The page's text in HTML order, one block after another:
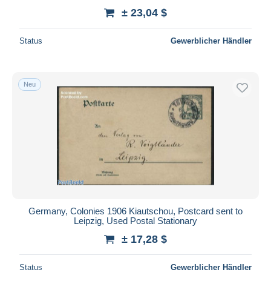
± 23,04 $
Status Gewerblicher Händler
Neu
Germany, Colonies 1906 Kiautschou, Postcard sent to
Leipzig, Used Postal Stationary
± 17,28 $
Status Gewerblicher Händler